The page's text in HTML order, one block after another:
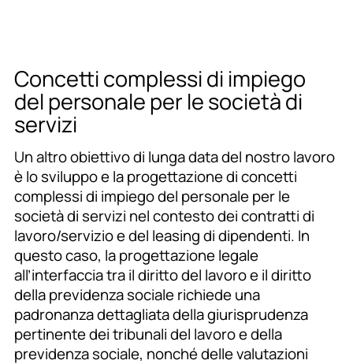
Concetti complessi di impiego
del personale per le società di
servizi
Un altro obiettivo di lunga data del nostro lavoro
è lo sviluppo e la progettazione di concetti
complessi di impiego del personale per le
società di servizi nel contesto dei contratti di
lavoro/servizio e del leasing di dipendenti. In
questo caso, la progettazione legale
all’interfaccia tra il diritto del lavoro e il diritto
della previdenza sociale richiede una
padronanza dettagliata della giurisprudenza
pertinente dei tribunali del lavoro e della
previdenza sociale, nonché delle valutazioni